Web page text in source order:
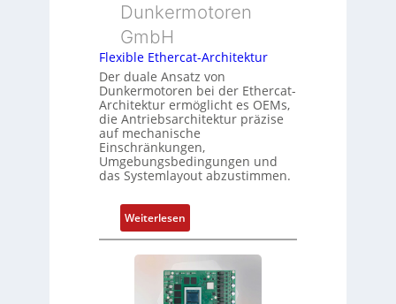
e
w
a
c
h
u
n
g
s
s
u
n
g
u
n
Z
u
s
t
a
e
t
y
p
s
o
r
g
t
f
ü
r
m
e
h
Dunkermotoren
GmbH
Flexible Ethercat-Architektur
Der duale Ansatz von
Dunkermotoren bei der Ethercat-
Architektur ermöglicht es OEMs,
die Antriebsarchitektur präzise
auf mechanische
Einschränkungen,
Umgebungsbedingungen und
das Systemlayout abzustimmen.
Weiterlesen:
F
l
e
x